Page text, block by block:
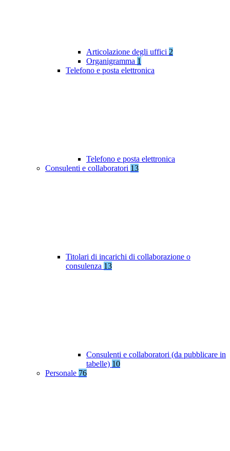
Articolazione degli uffici 2
Organigramma 1
Telefono e posta elettronica
Telefono e posta elettronica
Consulenti e collaboratori 13
Titolari di incarichi di collaborazione o
consulenza 13
Consulenti e collaboratori (da pubblicare in
tabelle) 10
Personale 76